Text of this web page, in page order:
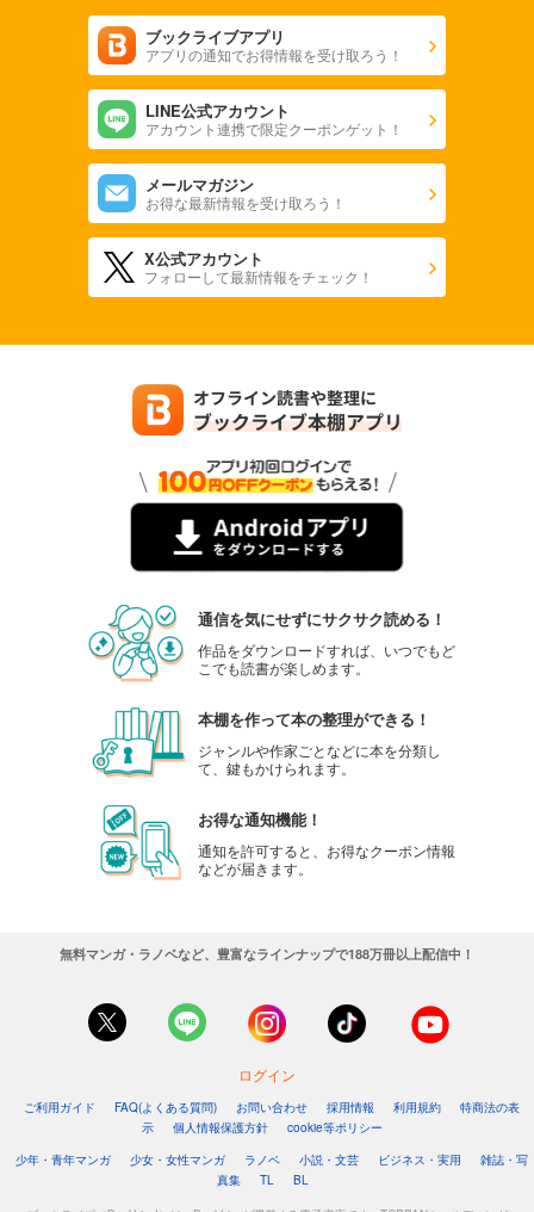
ブックライブアプリ
アプリの通知でお得情報を受け取ろう！
LINE公式アカウント
アカウント連携で限定クーポンゲット！
メールマガジン
お得な最新情報を受け取ろう！
X公式アカウント
フォローして最新情報をチェック！
通信を気にせずにサクサク読める！
作品をダウンロードすれば、いつでもど
こでも読書が楽しめます。
本棚を作って本の整理ができる！
ジャンルや作家ごとなどに本を分類し
て、鍵もかけられます。
お得な通知機能！
通知を許可すると、お得なクーポン情報
などが届きます。
無料マンガ・ラノベなど、豊富なラインナップで188万冊以上配信中！
ログイン
ご利用ガイド FAQ(よくある質問) お問い合わせ 採用情報 利用規約
特商法の表
示
個人情報保護方針
cookie等ポリシー
少年・青年マンガ
少女・女性マンガ ラノベ 小説・文芸 ビジネス・実用
雑誌・写
真集
TL BL